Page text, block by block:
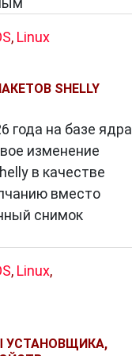
, Linux
SHELLY
года на базе ядра
изменение
в качестве
вместо
снимок
, Linux,
УСТАНОВЩИКА,